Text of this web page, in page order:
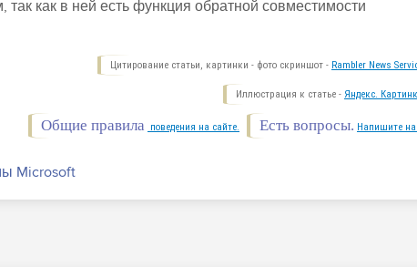
как в ней есть функция обратной совместимости
Цитирование статьи, картинки - фото скриншот - Rambler News
Иллюстрация к статье - Яндекс.
Есть вопросы. Напишите
Общие правила поведения на сайте.
Microsoft